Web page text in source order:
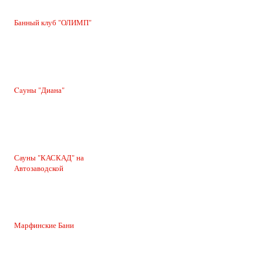
Банный клуб "ОЛИМП"
Caуны "Диана"
Сауны "КАСКАД" на
Автозаводской
Марфинские Бани